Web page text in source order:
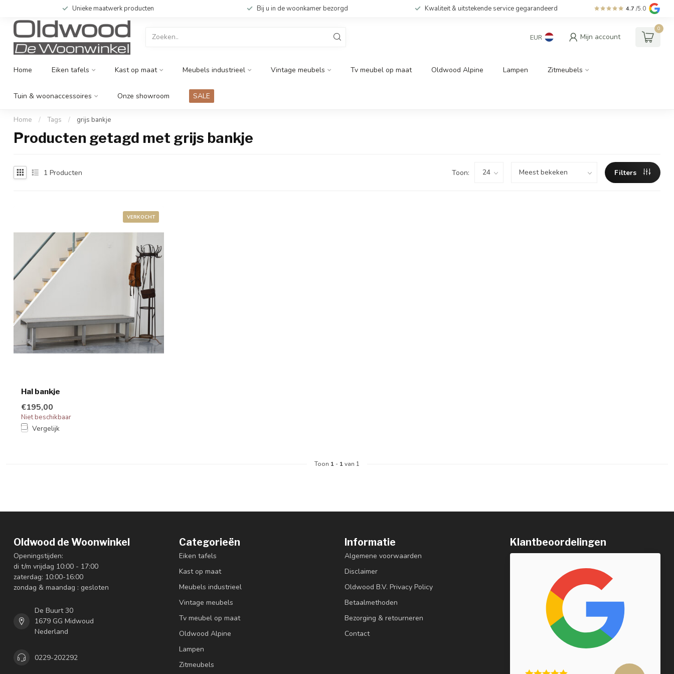
Unieke maatwerk producten Bij u in de woonkamer bezorgd Kwaliteit & uitstekende service gegarandeerd 4.7 /5.0
EUR Mijn account
0
Home Eiken tafels Kast op maat Meubels industrieel Vintage meubels Tv meubel op maat Oldwood Alpine Lampen Zitmeubels
Tuin & woonaccessoires Onze showroom SALE
Home / Tags / grijs bankje
Producten getagd met grijs bankje
1 Producten Toon: Filters
VERKOCHT
Hal bankje
€195,00
Niet beschikbaar
Vergelijk
Toon 1 - 1van 1
Oldwood de Woonwinkel
Openingstijden:
di t/m vrijdag 10:00 - 17:00
zaterdag: 10:00-16:00
zondag & maandag : gesloten
De Buurt 30
1679 GG Midwoud
Nederland
0229-202292
Categorieën
Eiken tafels
Kast op maat
Meubels industrieel
Vintage meubels
Tv meubel op maat
Oldwood Alpine
Lampen
Zitmeubels
Informatie
Algemene voorwaarden
Disclaimer
Oldwood B.V. Privacy Policy
Betaalmethoden
Bezorging & retourneren
Contact
Klantbeoordelingen